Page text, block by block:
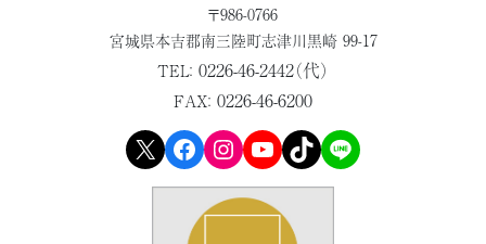
〒986-0766
宮城県本吉郡南三陸町志津川黒崎 99-17
TEL： 0226-46-2442（代）
FAX： 0226-46-6200
X Facebook Instagram YouTube TikTok LINE